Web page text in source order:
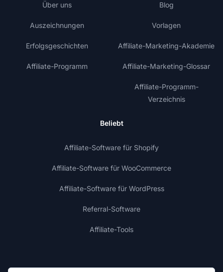
Über uns
Auszeichnungen
Erfolgsgeschichten
Affiliate-Programm
Blog
Vorlagen
Affiliate-Marketing-Akademie
Affiliate-Marketing-Glossar
Affiliate-Programm-
Verzeichnis
Beliebt
Affiliate-Software für Shopify
Affiliate-Software für WooCommerce
Affiliate-Software für WordPress
Referral-Software
Affiliate-Tools